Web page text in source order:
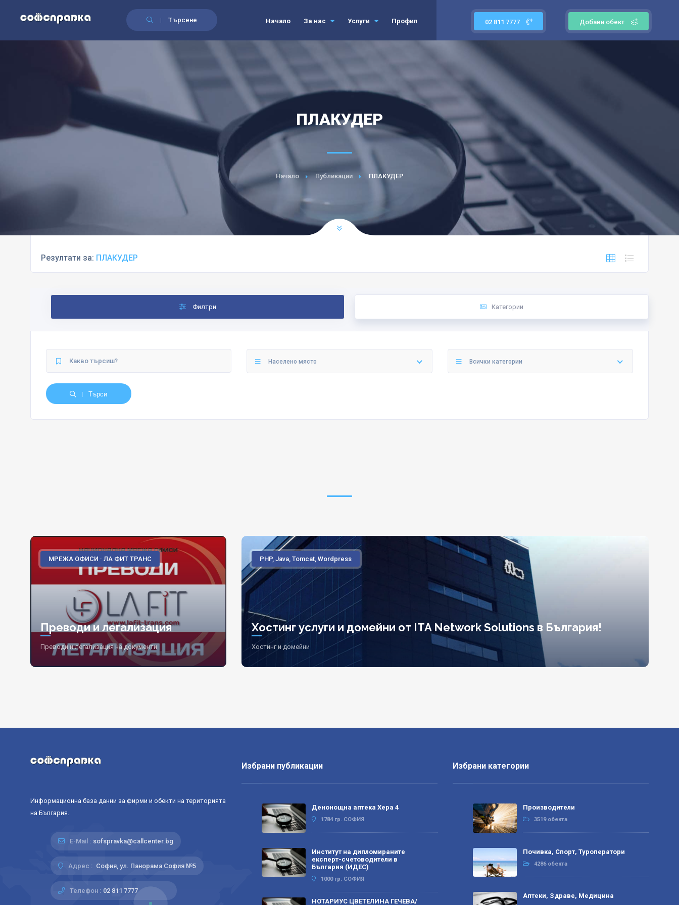
Търсене Добави обект
02 811 7777
Начало За нас Услуги Профил
ПЛАКУДЕР
Начало Публикации ПЛАКУДЕР
Резултати за: ПЛАКУДЕР
Филтри Категории
Населено място Всички категории
Търси
МРЕЖА ОФИСИ · ЛА ФИТ ТРАНС
Преводи и легализация
Преводи и легализация на документи
PHP, Java, Tomcat, Wordpress
Хостинг услуги и домейни от ITA Network Solutions в България!
Хостинг и домейни
Информационна база данни за фирми и обекти на територията
на България.
E-Mail : sofspravka@callcenter.bg
Адрес : София, ул. Панорама София №5
Телефон : 02 811 7777
Избрани публикации
Денонощна аптека Хера 4
1784 гр. СОФИЯ
Институт на дипломираните
експерт-счетоводители в
България (ИДЕС)
1000 гр. СОФИЯ
НОТАРИУС ЦВЕТЕЛИНА ГЕЧЕВА/
Избрани категории
Производители
3519 обекта
Почивка, Спорт, Туроператори
4286 обекта
Аптеки, Здраве, Медицина